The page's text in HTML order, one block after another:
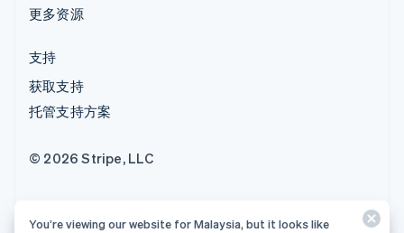
更多资源
支持
获取支持
托管支持方案
© 2026 Stripe, LLC
You’re viewing our website for Malaysia, but it looks like